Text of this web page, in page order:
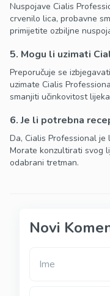
Nuspojave Cialis
crvenilo lica, probavne
primijetite ozbiljne
5. Mogu li uzimati
Preporučuje se
uzimate Cialis
smanjiti učinkovitost
6. Je li potrebna
Da, Cialis Professional
Morate konzultirati svog
odabrani tretman.
Novi
Ime